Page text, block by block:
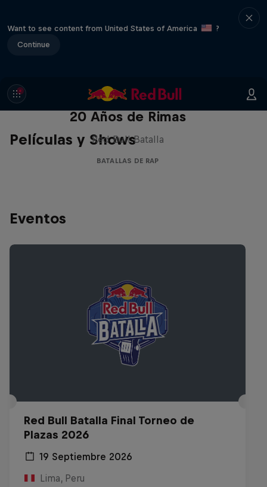
Want to see content from United States of America
?
Continue
Películas y Shows
Red Bull Batalla Nueva Historia:
20 Años de Rimas
Red Bull Batalla
BATALLAS DE RAP
Eventos
Red Bull Batalla Final Torneo de
Plazas 2026
19 Septiembre 2026
Lima, Peru